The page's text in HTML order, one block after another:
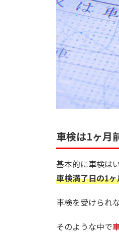
車検は1ヶ月
基本的に車検は
車検満了日の1
車検を受けられ
そのような中で